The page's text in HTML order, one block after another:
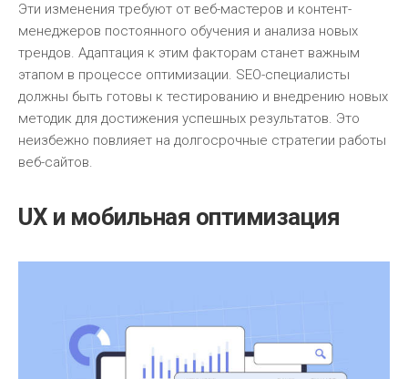
Эти изменения требуют от веб-мастеров и контент-
менеджеров постоянного обучения и анализа новых
трендов. Адаптация к этим факторам станет важным
этапом в процессе оптимизации. SEO-специалисты
должны быть готовы к тестированию и внедрению новых
методик для достижения успешных результатов. Это
неизбежно повлияет на долгосрочные стратегии работы
веб-сайтов.
UX и мобильная оптимизация